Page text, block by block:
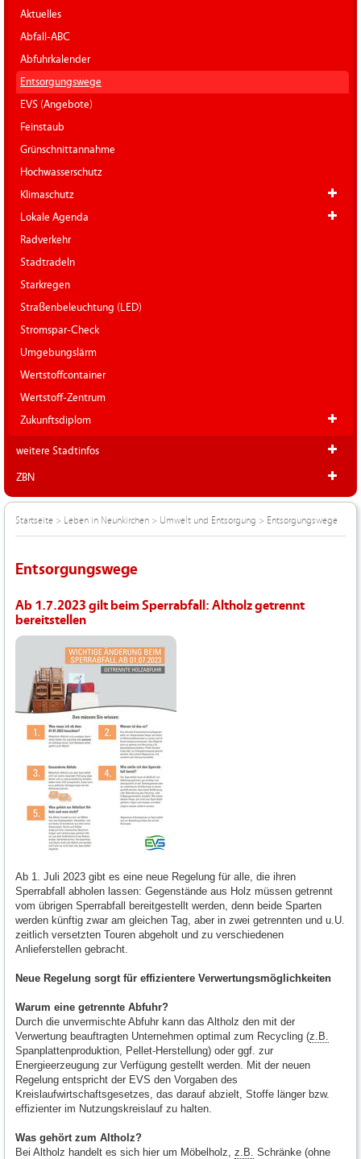
Aktuelles
Abfall-ABC
Abfuhrkalender
Entsorgungswege
EVS (Angebote)
Feinstaub
Grünschnittannahme
Hochwasserschutz
Klimaschutz
Lokale Agenda
Radverkehr
Stadtradeln
Starkregen
Straßenbeleuchtung (LED)
Stromspar-Check
Umgebungslärm
Wertstoffcontainer
Wertstoff-Zentrum
Zukunftsdiplom
weitere Stadtinfos
ZBN
Startseite > Leben in Neunkirchen > Umwelt und Entsorgung > Entsorgungswege
Entsorgungswege
Ab 1.7.2023 gilt beim Sperrabfall: Altholz getrennt
bereitstellen
Ab 1. Juli 2023 gibt es eine neue Regelung für alle, die ihren
Sperrabfall abholen lassen: Gegenstände aus Holz müssen getrennt
vom übrigen Sperrabfall bereitgestellt werden, denn beide Sparten
werden künftig zwar am gleichen Tag, aber in zwei getrennten und u.U.
zeitlich versetzten Touren abgeholt und zu verschiedenen
Anlieferstellen gebracht.
Neue Regelung sorgt für effizientere Verwertungsmöglichkeiten
Warum eine getrennte Abfuhr?
Durch die unvermischte Abfuhr kann das Altholz den mit der
Verwertung beauftragten Unternehmen optimal zum Recycling (z.B.
Spanplattenproduktion, Pellet-Herstellung) oder ggf. zur
Energieerzeugung zur Verfügung gestellt werden. Mit der neuen
Regelung entspricht der EVS den Vorgaben des
Kreislaufwirtschaftsgesetzes, das darauf abzielt, Stoffe länger bzw.
effizienter im Nutzungskreislauf zu halten.
Was gehört zum Altholz?
Bei Altholz handelt es sich hier um Möbelholz, z.B. Schränke (ohne